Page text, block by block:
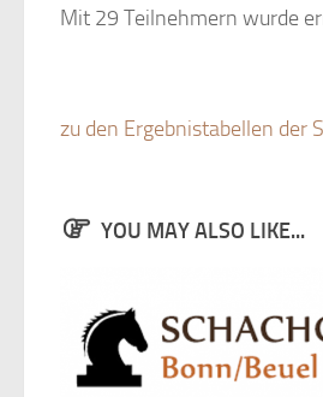
Mit 29 Teilnehmern wurde
zu den Ergebnistabellen der
YOU MAY ALSO LIKE...